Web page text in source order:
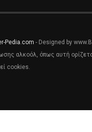
Pedia.com - Designed by
αλκοόλ, όπως αυτή
cookies.